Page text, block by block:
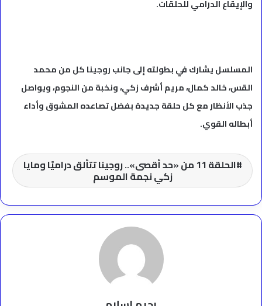
والإيقاع الدرامي للحلقات.
المسلسل يشارك في بطولته إلى جانب روجينا كل من محمد
القس، خالد كمال، مريم أشرف زكي، ونخبة من النجوم، ويواصل
جذب الأنظار مع كل حلقة جديدة بفضل تصاعده المشوق وأداء
أبطاله القوي.
الحلقة 11 من «حد أقصى».. روجينا تتألق دراميًا ومايا
زكي نجمة الموسم